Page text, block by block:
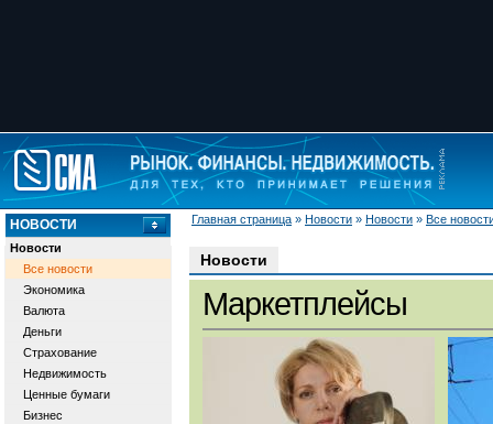
Главная страница » Новости » Новости » Все
НОВОСТИ
Новости
Все новости
Экономика
Валюта
Деньги
Страхование
Недвижимость
Ценные бумаги
Бизнес
Новости
Маркетплейсы